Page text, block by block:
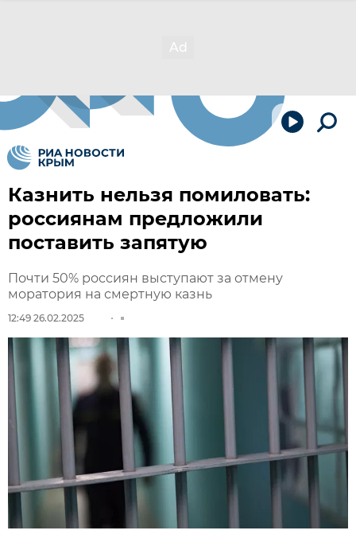
Казнить нельзя помиловать:
россиянам предложили
поставить запятую
Почти 50% россиян выступают за отмену
моратория на смертную казнь
12:49 26.02.2025